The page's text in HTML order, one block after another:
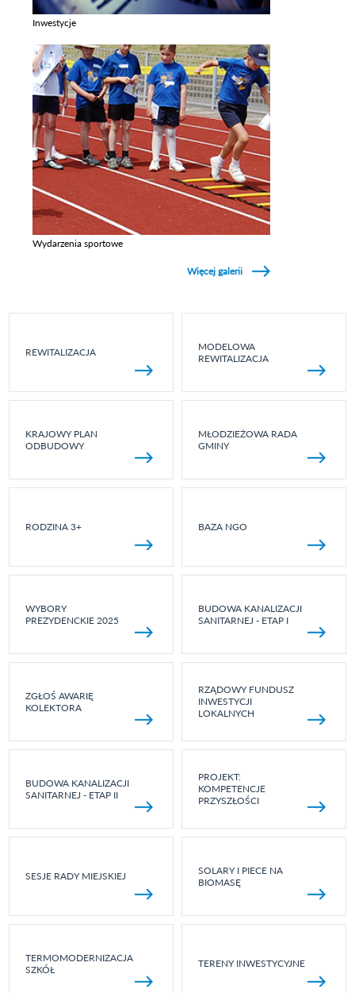
Inwestycje
Wydarzenia sportowe
Więcej galerii
REWITALIZACJA
MODELOWA
REWITALIZACJA
KRAJOWY PLAN
ODBUDOWY
MŁODZIEŻOWA RADA
GMINY
RODZINA 3+ BAZA NGO
WYBORY
PREZYDENCKIE 2025
BUDOWA KANALIZACJI
SANITARNEJ - ETAP I
ZGŁOŚ AWARIĘ
KOLEKTORA
RZĄDOWY FUNDUSZ
INWESTYCJI
LOKALNYCH
BUDOWA KANALIZACJI
SANITARNEJ - ETAP II
PROJEKT:
KOMPETENCJE
PRZYSZŁOŚCI
SESJE RADY MIEJSKIEJ
SOLARY I PIECE NA
BIOMASĘ
TERMOMODERNIZACJA
SZKÓŁ
TERENY INWESTYCYJNE